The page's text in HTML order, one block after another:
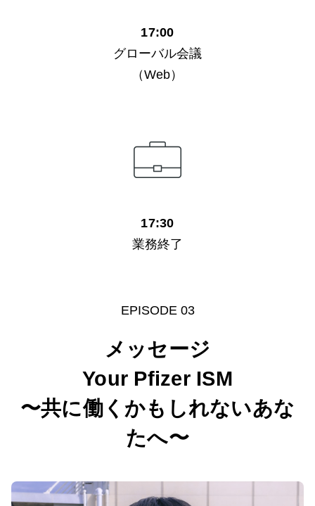
17:00
グローバル会議
（Web）
17:30
業務終了
EPISODE 03
メッセージ
Your Pfizer ISM
〜共に働くかもしれないあな
たへ〜